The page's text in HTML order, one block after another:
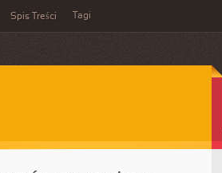
Spis Treści Tagi